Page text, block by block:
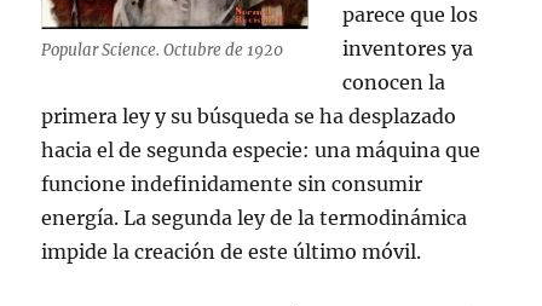
Popular Science. Octubre de 1920
parece que los
inventores ya
conocen la
primera ley y su búsqueda se ha desplazado
hacia el de segunda especie: una máquina que
funcione indefinidamente sin consumir
energía. La segunda ley de la termodinámica
impide la creación de este último móvil.